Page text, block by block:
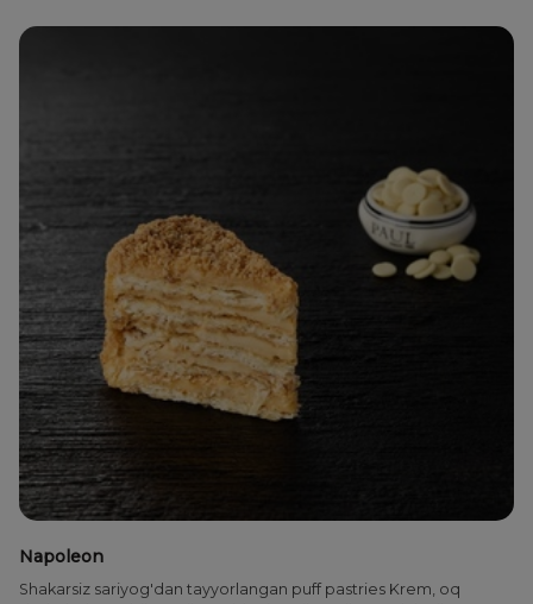
Napoleon
Shakarsiz sariyog'dan tayyorlangan puff pastries Krem, oq